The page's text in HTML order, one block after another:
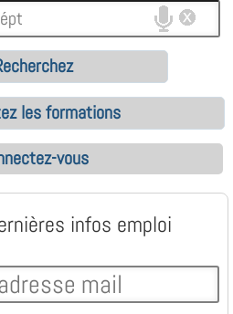
les formations
vous
infos emploi